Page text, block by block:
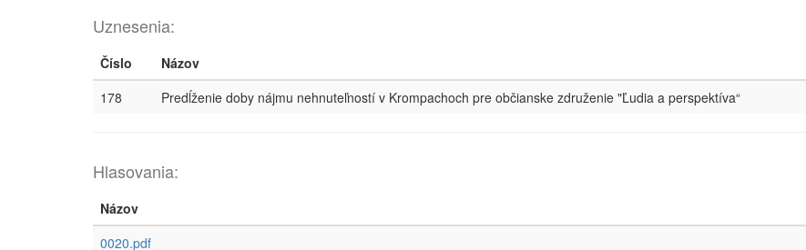
Uznesenia:
Číslo Názov
178
Predĺženie doby nájmu nehnuteľností v Krompachoch pre občianske združenie "Ľudia a perspektíva“
Hlasovania:
Názov
0020.pdf